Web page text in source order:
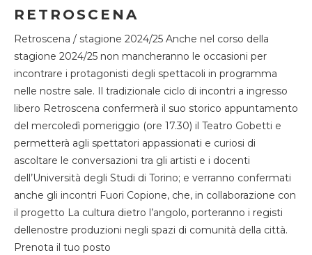
RETROSCENA
Retroscena / stagione 2024/25 Anche nel corso della
stagione 2024/25 non mancheranno le occasioni per
incontrare i protagonisti degli spettacoli in programma
nelle nostre sale. Il tradizionale ciclo di incontri a ingresso
libero Retroscena confermerà il suo storico appuntamento
del mercoledì pomeriggio (ore 17.30) il Teatro Gobetti e
permetterà agli spettatori appassionati e curiosi di
ascoltare le conversazioni tra gli artisti e i docenti
dell’Università degli Studi di Torino; e verranno confermati
anche gli incontri Fuori Copione, che, in collaborazione con
il progetto La cultura dietro l’angolo, porteranno i registi
dellenostre produzioni negli spazi di comunità della città.
Prenota il tuo posto